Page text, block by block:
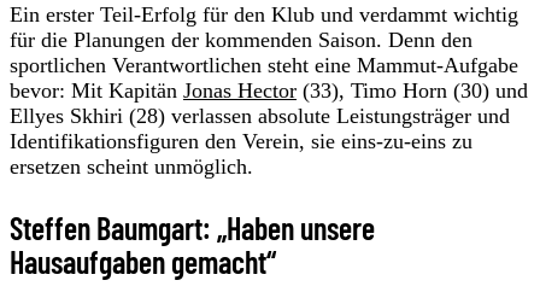
Ein erster Teil-Erfolg für den Klub und verdammt wichtig
für die Planungen der kommenden Saison. Denn den
sportlichen Verantwortlichen steht eine Mammut-Aufgabe
bevor: Mit Kapitän Jonas Hector (33), Timo Horn (30) und
Ellyes Skhiri (28) verlassen absolute Leistungsträger und
Identifikationsfiguren den Verein, sie eins-zu-eins zu
ersetzen scheint unmöglich.
Steffen Baumgart: „Haben unsere
Hausaufgaben gemacht“